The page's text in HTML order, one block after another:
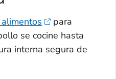
para
se cocine hasta
interna segura de